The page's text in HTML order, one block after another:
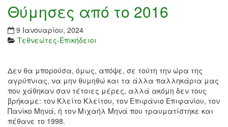
Θύμησες από το 2016
9 Ιανουαρίου, 2024
Τεθνεώτες-Επικήδειοι
Δεν θα μπορούσα, όμως, απόψε, σε τούτη την ώρα της
αγρύπνιας, να μην θυμηθώ και τα άλλα παλληκάρια μας
που χάθηκαν σαν τέτοιες μέρες, αλλά ακόμη δεν τους
βρήκαμε: τον Κλείτο Κλείτου, τον Επιφάνιο Επιφανίου, τον
Πανίκο Μηνά, ή τον Μιχαήλ Μηνά που τραυματίστηκε και
πέθανε το 1998.